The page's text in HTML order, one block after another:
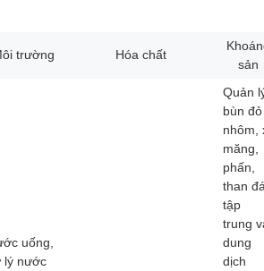
trường Hóa chất
sản
uống,
lý nước
Quản
bùn đỏ
nhôm,
măng,
phấn,
than
tập
trung
dung
dịch